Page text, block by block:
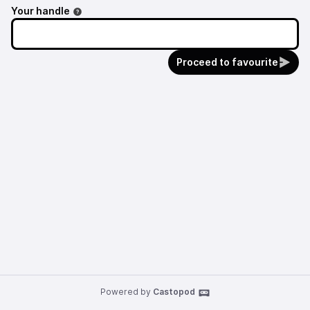
Your handle
Proceed to favourite
Powered by Castopod